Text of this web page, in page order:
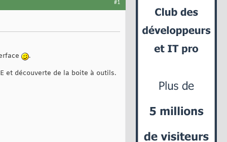
#1
.
et découverte de la boite à outils.